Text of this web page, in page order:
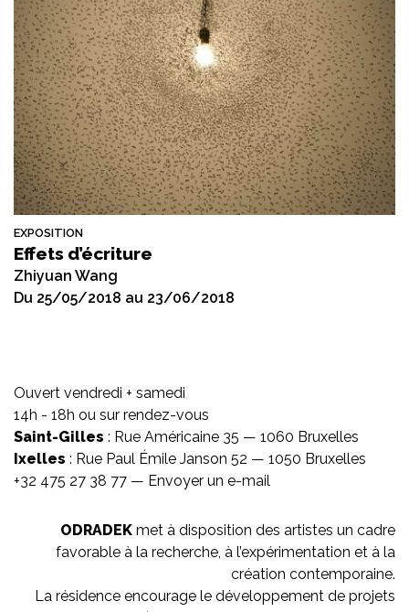
EXPOSITION
Effets d’écriture
Zhiyuan Wang
Du 25/05/2018 au 23/06/2018
Ouvert vendredi + samedi
14h - 18h ou sur rendez-vous
Saint-Gilles : Rue Américaine 35 — 1060 Bruxelles
Ixelles : Rue Paul Émile Janson 52 — 1050 Bruxelles
+32 475 27 38 77 — Envoyer un e-mail
ODRADEK met à disposition des artistes un cadre
favorable à la recherche, à l’expérimentation et à la
création contemporaine.
La résidence encourage le développement de projets